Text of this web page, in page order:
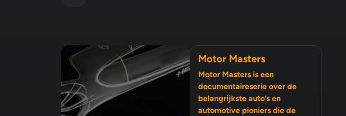
Motor Masters
Motor Masters is een
documentaireserie over de
belangrijkste auto’s en
automotive pioniers die de